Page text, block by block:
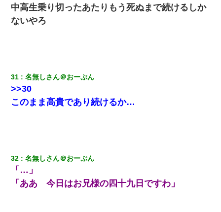
中高生乗り切ったあたりもう死ぬまで続けるしか
ないやろ
31 名無しさん＠おーぷん
>>30
このまま高貴であり続けるか…
32 名無しさん＠おーぷん
「…」
「ああ 今日はお兄様の四十九日ですわ」